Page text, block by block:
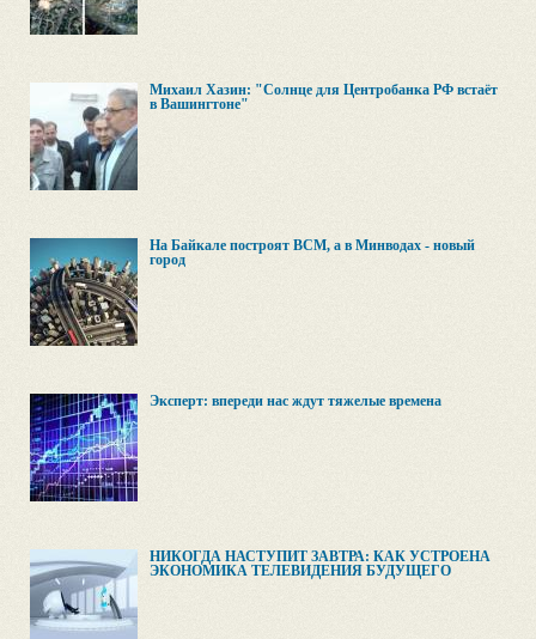
Михаил Хазин: "Солнце для Центробанка РФ встаёт
в Вашингтоне"
На Байкале построят ВСМ, а в Минводах - новый
город
Эксперт: впереди нас ждут тяжелые времена
НИКОГДА НАСТУПИТ ЗАВТРА: КАК УСТРОЕНА
ЭКОНОМИКА ТЕЛЕВИДЕНИЯ БУДУЩЕГО